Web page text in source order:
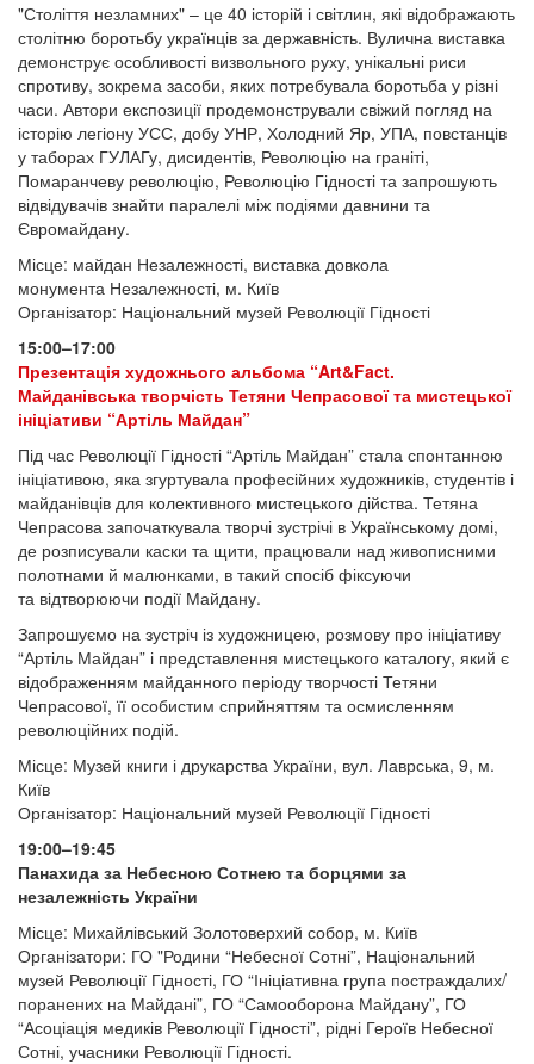
"Століття незламних" – це 40 історій і світлин, які відображають
столітню боротьбу українців за державність. Вулична виставка
демонструє особливості визвольного руху, унікальні риси
спротиву, зокрема засоби, яких потребувала боротьба у різні
часи. Автори експозиції продемонстрували свіжий погляд на
історію легіону УСС, добу УНР, Холодний Яр, УПА, повстанців
у таборах ГУЛАГу, дисидентів, Революцію на граніті,
Помаранчеву революцію, Революцію Гідності та запрошують
відвідувачів знайти паралелі між подіями давнини та
Євромайдану.
Місце: майдан Незалежності, виставка довкола
монумента Незалежності, м. Київ
Організатор: Національний музей Революції Гідності
15:00–17:00
Презентація художнього альбома “Art&Fact.
Майданівська творчість Тетяни Чепрасової та мистецької
ініціативи “Артіль Майдан”
Під час Революції Гідності “Артіль Майдан” стала спонтанною
ініціативою, яка згуртувала професійних художників, студентів і
майданівців для колективного мистецького дійства. Тетяна
Чепрасова започаткувала творчі зустрічі в Українському домі,
де розписували каски та щити, працювали над живописними
полотнами й малюнками, в такий спосіб фіксуючи
та відтворюючи події Майдану.
Запрошуємо на зустріч із художницею, розмову про ініціативу
“Артіль Майдан” і представлення мистецького каталогу, який є
відображенням майданного періоду творчості Тетяни
Чепрасової, її особистим сприйняттям та осмисленням
революційних подій.
Місце: Музей книги і друкарства України, вул. Лаврська, 9, м.
Київ
Організатор: Національний музей Революції Гідності
19:00–19:45
Панахида за Небесною Сотнею та борцями за
незалежність України
Місце: Михайлівський Золотоверхий собор, м. Київ
Організатори: ГО "Родини “Небесної Сотні”, Національний
музей Революції Гідності, ГО “Ініціативна група постраждалих/
поранених на Майдані”, ГО “Самооборона Майдану”, ГО
“Асоціація медиків Революції Гідності”, рідні Героїв Небесної
Сотні, учасники Революції Гідності.